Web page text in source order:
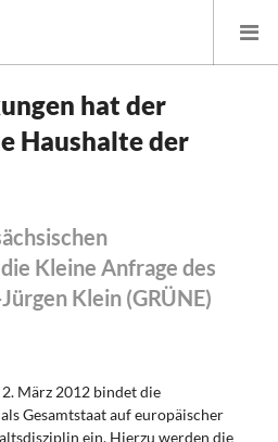
und Finanzpolitik
und Daseinsvorsorge
hat der
Haushalte der
Kleine Anfrage des
Klein (GRÜNE)
März 2012 bindet die
Gesamtstaat auf europäischer
ein. Hierzu werden die